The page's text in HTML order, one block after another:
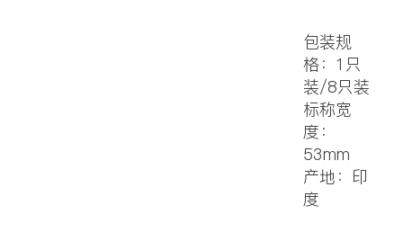
包装规
格：1只
装/8只装
标称宽
度：
53mm
产地：印
度